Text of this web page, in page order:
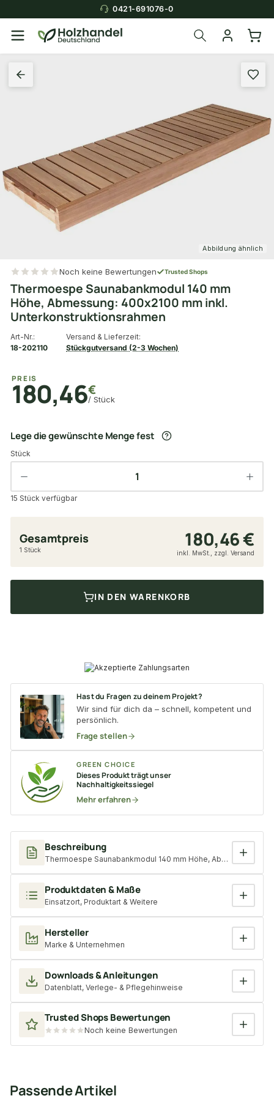
0421-691076-0
Abbildung ähnlich
Beschreibung
Thermoespe Saunabankmodul 140 mm Höhe, Abmessung:
Produktdaten & Maße
Einsatzort, Produktart & Weitere
Hersteller
Marke & Unternehmen
Downloads & Anleitungen
Datenblatt, Verlege- & Pflegehinweise
Trusted Shops Bewertungen
Noch keine Bewertungen
Noch keine Bewertungen Trusted Shops
Thermoespe Saunabankmodul 140 mm
Höhe, Abmessung: 400x2100 mm inkl.
Unterkonstruktionsrahmen
Art-Nr.:
18-202110
Versand & Lieferzeit:
Stückgutversand (2-3 Wochen)
PREIS
180,46€
/ Stück
Lege die gewünschte Menge fest
Stück
15 Stück verfügbar
Gesamtpreis 180,46 €
1 Stück inkl. MwSt., zzgl. Versand
IN DEN WARENKORB
Hast du Fragen zu deinem Projekt?
Wir sind für dich da – schnell, kompetent und
persönlich.
Frage stellen
GREEN CHOICE
Dieses Produkt trägt unser
Nachhaltigkeitssiegel
Mehr erfahren
Passende Artikel